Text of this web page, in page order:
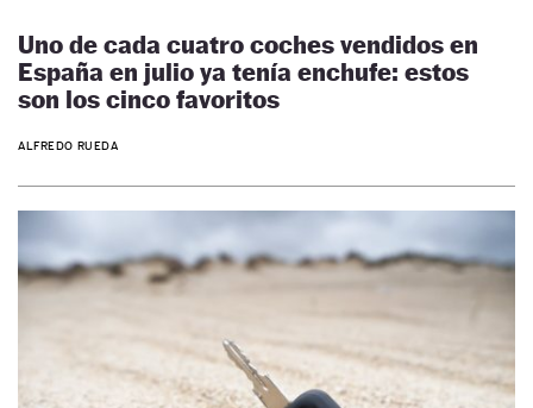
Uno de cada cuatro coches vendidos en
España en julio ya tenía enchufe: estos
son los cinco favoritos
ALFREDO RUEDA